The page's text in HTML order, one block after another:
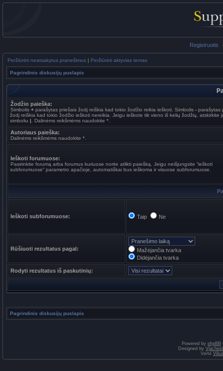
Registruotis
Peržiūrėti neatsakytus pranešimus | Peržiūrėti aktyvias temas
Pagrindinis diskusijų puslapis
Žodžio paieška:
Simbolis + parašytas priešais žodį reiškia kad tokio žodžio reikia ieškoti. Simbolis - parašytas
žodį reiškia kad tokio žodžio ieškoti nereikia. Jeigu ieškote tik vieno iš kelių žodžių, atskirkite
simboliu | . Dalinėms reikšmėms naudokite *.
Autoriaus paieška:
Dalinėms reikšmėms naudokite *.
Ieškoti forumuose:
Pasirinkite forumą arba forumus kuriuose norite atlikti paiešką. Jeigu neišjungsite “ieškoti
subforumuose“ parametro apačioje, automatiškai bus ieškoma ir visuose subforumuose.
Ieškoti subforumuose: Taip Ne
Rūšiuoti rezultatus pagal:
Mažėjančia tvarka
Didėjančia tvarka
Rodyti rezultatus iš paskutinių:
Pagrindinis diskusijų puslapis
Powered by phpBB
Designed by
Vertė